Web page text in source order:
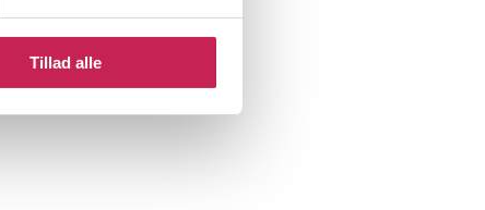
Tillad alle